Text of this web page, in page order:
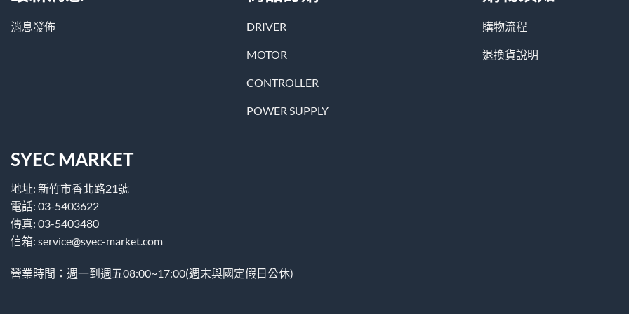
消息發佈 DRIVER
MOTOR
CONTROLLER
POWER SUPPLY
購物流程
退換貨說明
SYEC MARKET
地址: 新竹市香北路21號
電話: 03-5403622
傳真: 03-5403480
信箱: service@syec-market.com
營業時間：週一到週五08:00~17:00(週末與國定假日公休)